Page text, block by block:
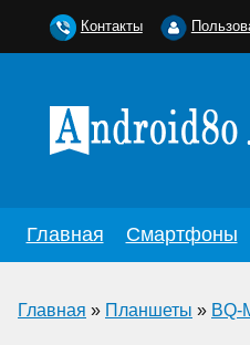
Главная Смартфоны
Главная » Планшеты » BQ-
Контакты